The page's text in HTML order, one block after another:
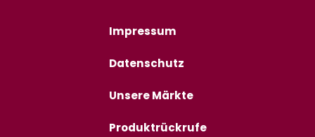
Impressum
Datenschutz
Unsere Märkte
Produktrückrufe